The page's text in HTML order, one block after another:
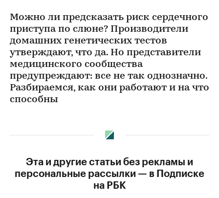
Можно ли предсказать риск сердечного
приступа по слюне? Производители
домашних генетических тестов
утверждают, что да. Но представители
медицинского сообщества
предупреждают: все не так однозначно.
Разбираемся, как они работают и на что
способны
Эта и другие статьи без рекламы и
персональные рассылки — в Подписке
на РБК